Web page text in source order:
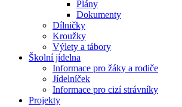
Plány
Dokumenty
Dílničky
Kroužky
Výlety a tábory
Školní jídelna
Informace pro žáky a rodiče
Jídelníček
Informace pro cizí strávníky
Projekty